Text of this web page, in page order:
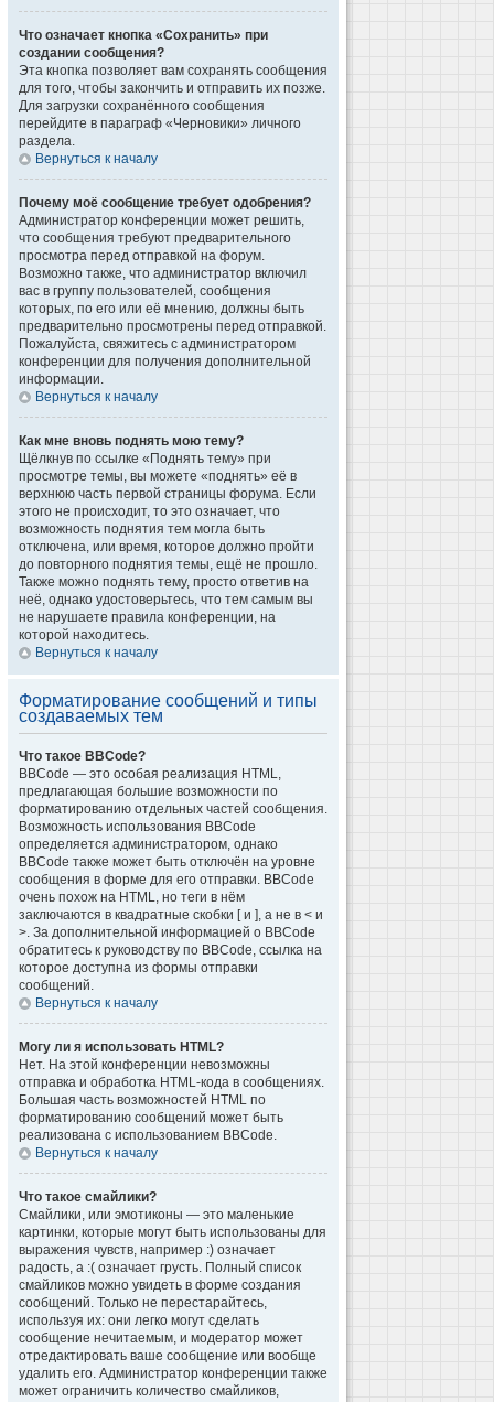
Что означает кнопка «Сохранить» при
создании сообщения?
Эта кнопка позволяет вам сохранять сообщения
для того, чтобы закончить и отправить их позже.
Для загрузки сохранённого сообщения
перейдите в параграф «Черновики» личного
раздела.
Вернуться к началу
Почему моё сообщение требует одобрения?
Администратор конференции может решить,
что сообщения требуют предварительного
просмотра перед отправкой на форум.
Возможно также, что администратор включил
вас в группу пользователей, сообщения
которых, по его или её мнению, должны быть
предварительно просмотрены перед отправкой.
Пожалуйста, свяжитесь с администратором
конференции для получения дополнительной
информации.
Вернуться к началу
Как мне вновь поднять мою тему?
Щёлкнув по ссылке «Поднять тему» при
просмотре темы, вы можете «поднять» её в
верхнюю часть первой страницы форума. Если
этого не происходит, то это означает, что
возможность поднятия тем могла быть
отключена, или время, которое должно пройти
до повторного поднятия темы, ещё не прошло.
Также можно поднять тему, просто ответив на
неё, однако удостоверьтесь, что тем самым вы
не нарушаете правила конференции, на
которой находитесь.
Вернуться к началу
Форматирование сообщений и типы
создаваемых тем
Что такое BBCode?
BBCode — это особая реализация HTML,
предлагающая большие возможности по
форматированию отдельных частей сообщения.
Возможность использования BBCode
определяется администратором, однако
BBCode также может быть отключён на уровне
сообщения в форме для его отправки. BBCode
очень похож на HTML, но теги в нём
заключаются в квадратные скобки [ и ], а не в < и
>. За дополнительной информацией о BBCode
обратитесь к руководству по BBCode, ссылка на
которое доступна из формы отправки
сообщений.
Вернуться к началу
Могу ли я использовать HTML?
Нет. На этой конференции невозможны
отправка и обработка HTML-кода в сообщениях.
Большая часть возможностей HTML по
форматированию сообщений может быть
реализована с использованием BBCode.
Вернуться к началу
Что такое смайлики?
Смайлики, или эмотиконы — это маленькие
картинки, которые могут быть использованы для
выражения чувств, например :) означает
радость, а :( означает грусть. Полный список
смайликов можно увидеть в форме создания
сообщений. Только не перестарайтесь,
используя их: они легко могут сделать
сообщение нечитаемым, и модератор может
отредактировать ваше сообщение или вообще
удалить его. Администратор конференции также
может ограничить количество смайликов,